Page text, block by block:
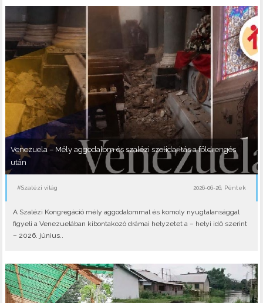
Venezuela – Mély aggodalom és szalézi szolidaritás a földrengés
után
#Szalézi világ 2026-06-26, Péntek
A Szalézi Kongregáció mély aggodalommal és komoly nyugtalansággal
figyeli a Venezuelában kibontakozó drámai helyzetet a – helyi idő szerint
– 2026. június..